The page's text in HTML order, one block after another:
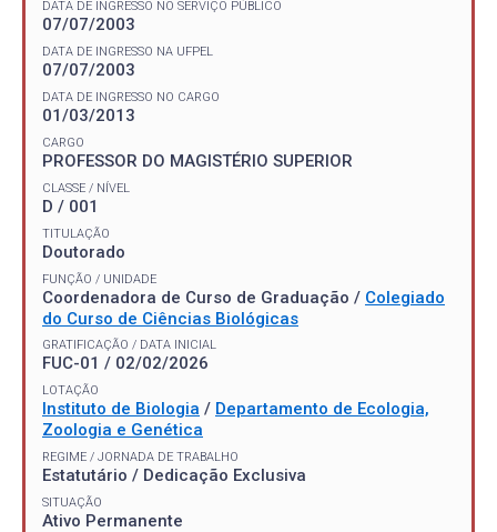
DATA DE INGRESSO NO SERVIÇO PÚBLICO
07/07/2003
DATA DE INGRESSO NA UFPEL
07/07/2003
DATA DE INGRESSO NO CARGO
01/03/2013
CARGO
PROFESSOR DO MAGISTÉRIO SUPERIOR
CLASSE / NÍVEL
D / 001
TITULAÇÃO
Doutorado
FUNÇÃO / UNIDADE
Coordenadora de Curso de Graduação / Colegiado
do Curso de Ciências Biológicas
GRATIFICAÇÃO / DATA INICIAL
FUC-01 / 02/02/2026
LOTAÇÃO
Instituto de Biologia / Departamento de Ecologia,
Zoologia e Genética
REGIME / JORNADA DE TRABALHO
Estatutário / Dedicação Exclusiva
SITUAÇÃO
Ativo Permanente